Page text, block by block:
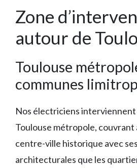
Zone
autour de
Toulouse
communes
Nos électriciens interviennent
Toulouse métropole, couvrant
centre-ville historique avec
architecturales que les